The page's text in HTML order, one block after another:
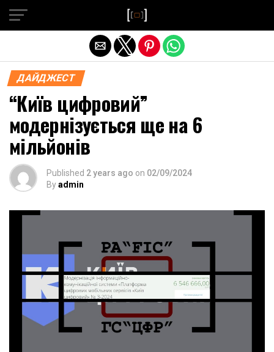
ДАЙДЖЕСТ
“Київ цифровий”
модернізується ще на 6
мільйонів
Published 2 years ago on 02/09/2024
Byadmin
Exit mobile version